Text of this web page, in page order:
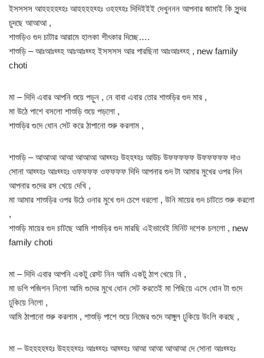
ইসসসস আহহহহহ্হঃ আহহহহহ্হঃ ওহহহ্হঃ দিদিইইই দেখুননন আপনার জামাই কি সুন্দর
চুদছে আআআ ,
শাশুড়িও গুদ চাটার আরামে হালকা শীৎকার দিচ্ছে….
শাশুড়ি – আঃআঃহ্হ্হ আঃআঃহ্হ্হ ইসসসস আর পারছিনা আঃআঃহ্হ্হ , new family
choti
মা – দিদি এবার আপনি শুয়ে পড়ুন , নে বাবা এবার তোর শাশুড়ির গুদ মার ,
মা উঠে পাশে বসলো শাশুড়ি শুয়ে পড়লো ,
শাশুড়ির গুদে ধোন সেট করে ঠাপানো শুরু করলাম ,
শাশুড়ি – আআআ আআ আআআ আহ্হ্হঃ উহহহ্হঃ আউচ উফফফফফ উফফফফফ দাও
সোনা আহ্হ্হঃ আঃহ্হ্হঃ ওফফফফ ওফফফফ দিদি আপনার গুদ টা আমার মুখের ওপর দিন
আপনার গুদের রস খেয়ে দেখি ,
মা আমার শাশুড়ির ওপর উঠে ওনার মুখে গুদ চেপে ধরলো , উনি মায়ের গুদ চাটতে শুরু করলো
,
শাশুড়ি মায়ের গুদ চাটছে আমি শাশুড়ির গুদ মারছি এইভাবেই মিনিট দশেক চললো , new
family choti
মা – দিদি এবার আপনি একটু রেস্ট নিন আমি একটু ঠাপ খেয়ে নি ,
মা ডগি পজিশন নিলো আমি গুদের মুখে ধোন সেট করতেই মা পিছিয়ে এসে ধোন টা গুদে
ঢুকিয়ে নিলো ,
আমি ঠাপানো শুরু করলাম , শাশুড়ি পাশে শুয়ে নিজের গুদে আঙ্গুল ঢুকিয়ে উংলি করছে ,
মা – উহহহহহ্হঃ উহহহহ্হঃ আঃহ্হ্হঃ আহ্হ্হঃ আআ আআ আআআ দে সোনা আঃহ্হ্হঃ